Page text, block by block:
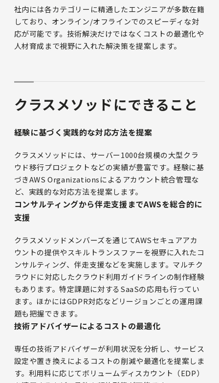
社内には各カテゴリーに精通したエンジニアが多数在籍
しており、オンライン/オフラインでのスピーディな対
応が可能です。技術解決だけではなくコストの最適化や
人材育成まで視野に入れた解決策を提案します。
クラスメソッドにできること
経験に基づく実践的な対応方法を提案
クラスメソッドには、サーバー1000台規模の大型クラ
ウド移行プロジェクトなどの実績が豊富です。経験に基
づきAWS Organizationsによるアカウント統合管理な
ど、実践的な対応方法を提案します。
コンサルティングから伴走支援までAWSを総合的に
支援
クラスメソッドメンバーズを通じてAWSセキュアアカ
ウントの提供やスキルトランスファーを視野に入れたコ
ンサルティング、伴走支援などを実施します。マルチク
ラウドに対応したクラウド利用ガイドラインの制作経験
もあります。特定課題に対するSaaSの応用も行ってい
ます。ほかにはGDPR対応などリージョンごとの運用課
題も把握できます。
技術アドバイザーによるコストの最適化
専任の技術アドバイザーが利用状況を分析し、サービス
設定や置き換えによるコストの削減や最適化を提案しま
す。利用料に応じてボリュームディスカウント（EDP）